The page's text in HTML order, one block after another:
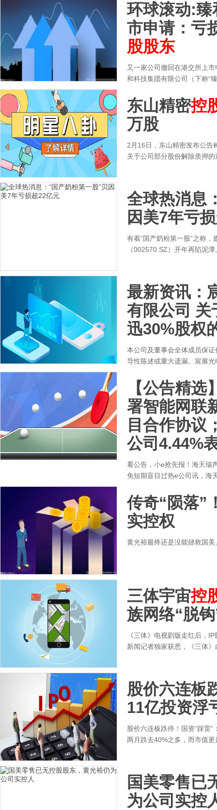
环球滚动:臻
市申请：亏
股股东
又一家公司撤回在港交所上
和科技集团有限公司（下称“
东山精密控
万股
2月16日，东山精密发布公告
关于公司部分股份解除质押
全球热消息
因美7年亏
有着“国产奶粉第一股”之称，
（002570 SZ）开年再陷泥
最新资讯：
有限公司 关
迅30%股权
本公司及董事会全体成员保
导性陈述或重大遗漏。宸展
【公告精
署智能网联
目合作协议
公司4.44%
看公告，小e抢先报！海天瑞
免短期盲目过热e公司讯，海
传奇“陨落”
实控权
黄光裕最终还是没能拯救国
三体宇宙控
族网络“脱
《三体》电视剧版走红后，
新闻记者独家获悉，《三体
股价六连板
11亿投资浮
股价六连板跌停！国资“踩雷
两月跌去40%之多，而市值
国美零售已
为公司实控